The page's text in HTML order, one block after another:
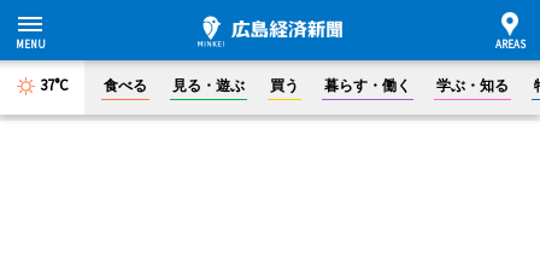
37°C 食べる 見る・遊ぶ 買う 暮らす・働く 学ぶ・知る